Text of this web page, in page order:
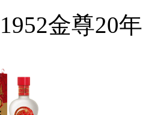
金尊20年